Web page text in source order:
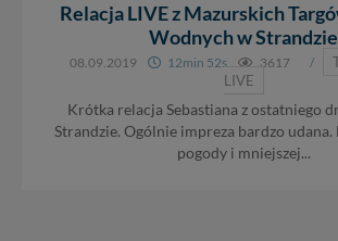
Relacja LIVE z Mazurskich
Wodnych w Strandzie
08.09.2019 12min 52s 3617 /
LIVE
Krótka relacja Sebastiana z ostatniego
Strandzie. Ogólnie impreza bardzo
pogody i mniejszej...